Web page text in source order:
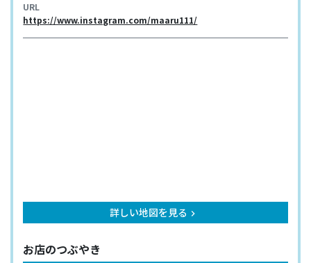
URL
https://www.instagram.com/maaru111/
詳しい地図を見る keyboard_arrow_right
お店のつぶやき